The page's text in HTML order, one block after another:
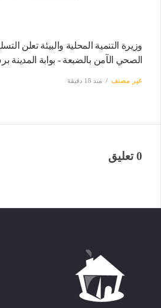
وزيرة التنمية المحلية والبيئة تعلن
الصحي الآمن بالضبعة - بوابة المدينة
غير مصنف منذ 18 دقيقة
0 تعليق